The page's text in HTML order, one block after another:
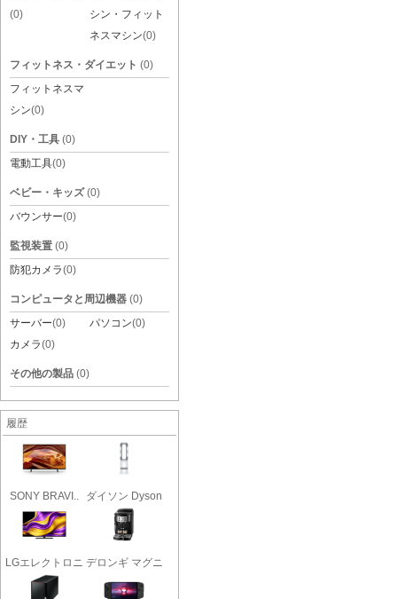
(0)
シン・フィット
ネスマシン(0)
フィットネス・ダイエット (0)
フィットネスマ
シン(0)
DIY・工具 (0)
電動工具(0)
ベビー・キッズ(0)
バウンサー(0)
監視装置 (0)
防犯カメラ(0)
コンピュータと周辺機器 (0)
サーバー(0) パソコン(0)
カメラ(0)
その他の製品 (0)
履歴
SONY BRAVI..
ダイソン Dyson
Hot + ..
LGエレクトロニ
クス OL..
デロンギ マグニ
フィカ..